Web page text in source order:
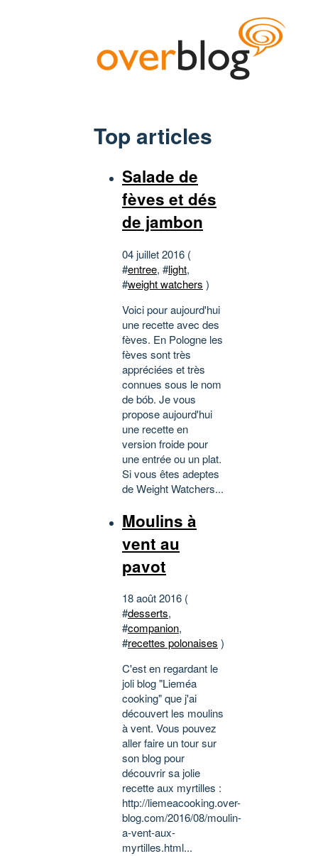
Top articles
Salade de
fèves et dés
de jambon
04 juillet 2016 (
#entree, #light,
#weight watchers )
Voici pour aujourd'hui
une recette avec des
fèves. En Pologne les
fèves sont très
appréciées et très
connues sous le nom
de bób. Je vous
propose aujourd'hui
une recette en
version froide pour
une entrée ou un plat.
Si vous êtes adeptes
de Weight Watchers...
Moulins à
vent au
pavot
18 août 2016 (
#desserts,
#companion,
#recettes polonaises )
C'est en regardant le
joli blog "Lieméa
cooking" que j'ai
découvert les moulins
à vent. Vous pouvez
aller faire un tour sur
son blog pour
découvrir sa jolie
recette aux myrtilles :
http://liemeacooking.over-
blog.com/2016/08/moulin-
a-vent-aux-
myrtilles.html...